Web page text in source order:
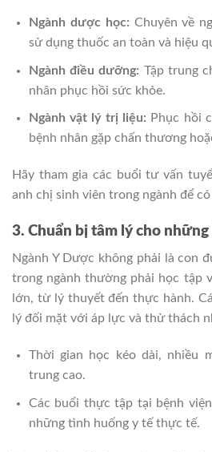
Ngành dược học: Chuyên về
sử dụng thuốc an toàn và hiệu
Ngành điều dưỡng: Tập trung
nhân phục hồi sức khỏe.
Ngành vật lý trị liệu: Phục hồi
bệnh nhân gặp chấn thương
Hãy tham gia các buổi tư vấn
anh chị sinh viên trong ngành để
3. Chuẩn bị tâm lý cho
Ngành Y Dược không phải là con
trong ngành thường phải học tập
lớn, từ lý thuyết đến thực hành.
lý đối mặt với áp lực và thử thách
Thời gian học kéo dài, nhiều
trung cao.
Các buổi thực tập tại bệnh
những tình huống y tế thực tế.